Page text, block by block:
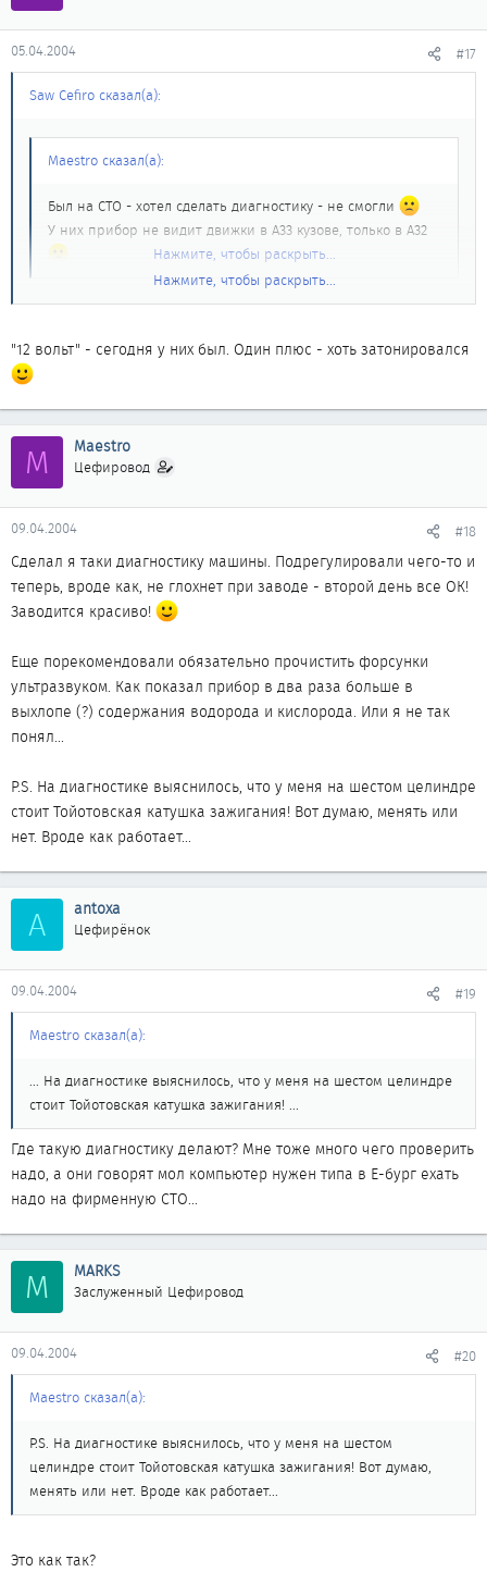
05.04.2004 #17
Saw Cefiro сказал(а):
Maestro сказал(а):
Был на СТО - хотел сделать диагностику - не смогли
У них прибор не видит движки в A33 кузове, только в A32
Нажмите, чтобы раскрыть...
пробовали ?
Нажмите, чтобы раскрыть...
"12 вольт" - сегодня у них был. Один плюс - хоть затонировался
M Maestro
Цефировод
09.04.2004 #18
Сделал я таки диагностику машины. Подрегулировали чего-то и
теперь, вроде как, не глохнет при заводе - второй день все ОК!
Заводится красиво!
Еще порекомендовали обязательно прочистить форсунки
ультразвуком. Как показал прибор в два раза больше в
выхлопе (?) содержания водорода и кислорода. Или я не так
понял...
P.S. На диагностике выяснилось, что у меня на шестом целиндре
стоит Тойотовская катушка зажигания! Вот думаю, менять или
нет. Вроде как работает...
A antoxa
Цефирёнок
09.04.2004 #19
Maestro сказал(а):
... На диагностике выяснилось, что у меня на шестом целиндре
стоит Тойотовская катушка зажигания! ...
Где такую диагностику делают? Мне тоже много чего проверить
надо, а они говорят мол компьютер нужен типа в Е-бург ехать
надо на фирменную СТО...
M MARKS
Заслуженный Цефировод
09.04.2004 #20
Maestro сказал(а):
P.S. На диагностике выяснилось, что у меня на шестом
целиндре стоит Тойотовская катушка зажигания! Вот думаю,
менять или нет. Вроде как работает...
Это как так?